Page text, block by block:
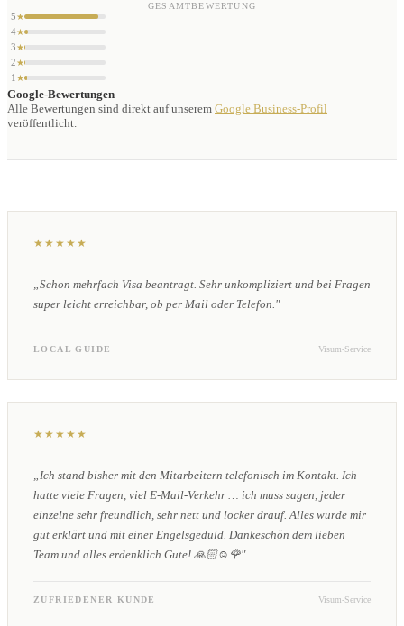
GESAMTBEWERTUNG
5★
4★
3★
2★
1 ★
Google-Bewertungen
Alle Bewertungen sind direkt auf unserem Google Business-Profil
veröffentlicht.
★★★★★
„Schon mehrfach Visa beantragt. Sehr unkompliziert und bei Fragen
super leicht erreichbar, ob per Mail oder Telefon."
LOCAL GUIDE Visum-Service
★★★★★
„Ich stand bisher mit den Mitarbeitern telefonisch im Kontakt. Ich
hatte viele Fragen, viel E-Mail-Verkehr … ich muss sagen, jeder
einzelne sehr freundlich, sehr nett und locker drauf. Alles wurde mir
gut erklärt und mit einer Engelsgeduld. Dankeschön dem lieben
Team und alles erdenklich Gute! 🙏🏻☺️🌹"
ZUFRIEDENER KUNDE Visum-Service